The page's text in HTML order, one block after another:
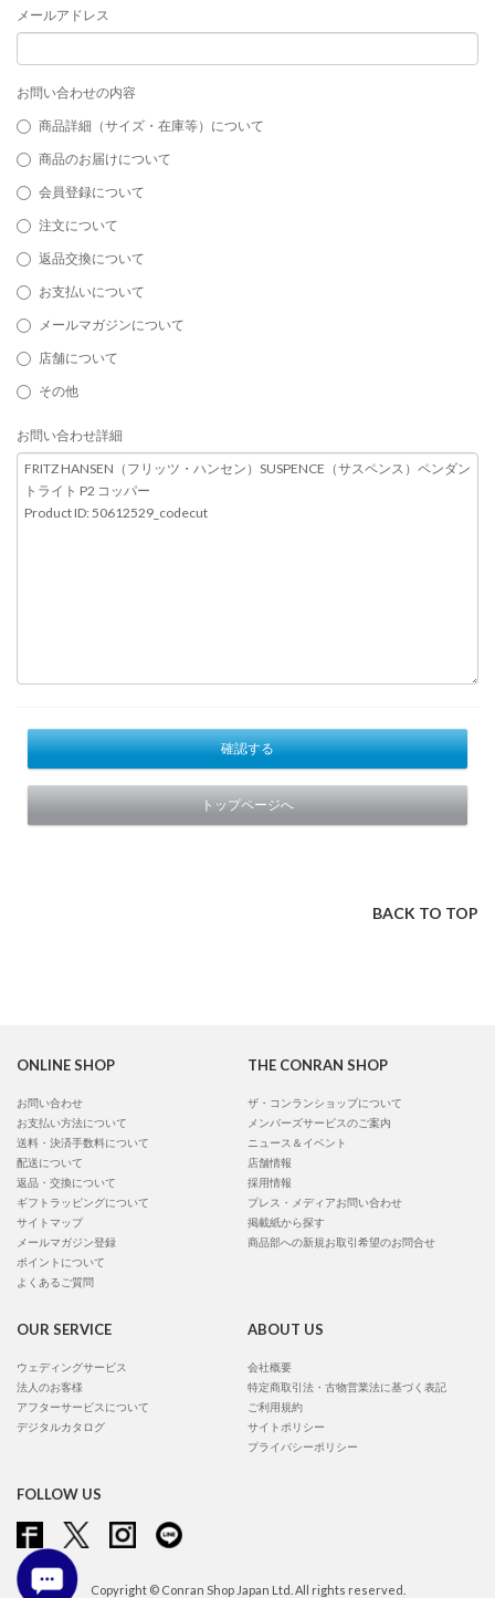
メールアドレス
お問い合わせの内容
商品詳細（サイズ・在庫等）について
商品のお届けについて
会員登録について
注文について
返品交換について
お支払いについて
メールマガジンについて
店舗について
その他
お問い合わせ詳細
確認する
トップページへ
BACK TO TOP
ONLINE SHOP
お問い合わせ
お支払い方法について
送料・決済手数料について
配送について
返品・交換について
ギフトラッピングについて
サイトマップ
メールマガジン登録
ポイントについて
よくあるご質問
THE CONRAN SHOP
ザ・コンランショップについて
メンバーズサービスのご案内
ニュース＆イベント
店舗情報
採用情報
プレス・メディアお問い合わせ
掲載紙から探す
商品部への新規お取引希望のお問合せ
OUR SERVICE
ウェディングサービス
法人のお客様
アフターサービスについて
デジタルカタログ
ABOUT US
会社概要
特定商取引法・古物営業法に基づく表記
ご利用規約
サイトポリシー
プライバシーポリシー
FOLLOW US
Copyright © Conran Shop Japan Ltd. All rights reserved.